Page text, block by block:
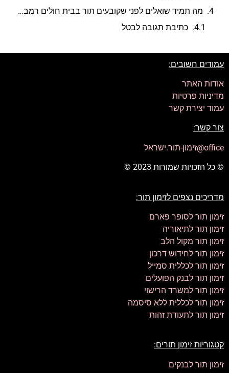
מה תמיד שואלים לפני שקובעים תור בבית חולים רמבם בדיקת CT?
כתיבת תגובה לבטל
עמודים חשובים:
אודות האתר
מדיניות פרטיות
עמוד יצירת קשר
צור קשר:
office@זימון-תור.ישראל
© כל הזכויות שמורות 2023 ©
מדריכים נצפים לזימון תור:
זימון תור לסופר פארם
זימון תור לתיאוריה
זימון תור מקול הלב
זימון תור לחידוש דרכון
זימון תור לכללית סמייל
זימון תור לבנק הפועלים
זימון תור למשרד הרישוי
זימון תור לכללית ללא סיסמה
זימון תור לתעודת זהות
קטגוריות זימון תורים:
זימון תור לבנקים